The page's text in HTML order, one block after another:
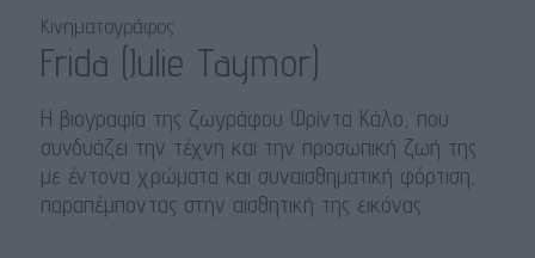
Κινηματογράφος
Frida (Julie Taymor)
Η βιογραφία της ζωγράφου Φρίντα Κάλο, που
συνδυάζει την τέχνη και την προσωπική ζωή της
με έντονα χρώματα και συναισθηματική φόρτιση,
παραπέμποντας στην αισθητική της εικόνας.